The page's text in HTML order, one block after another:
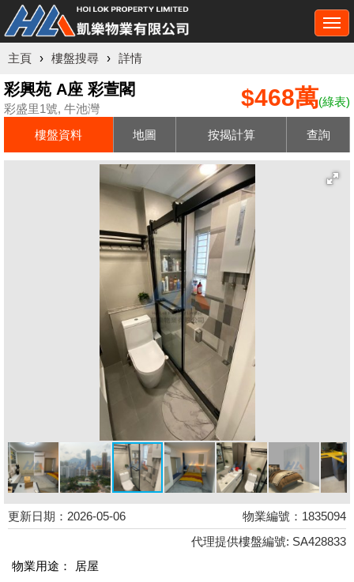
主頁 › 樓盤搜尋 › 詳情
彩興苑 A座 彩萱閣
彩盛里1號, 牛池灣 $468萬(綠表)
樓盤資料 地圖 按揭計算 查詢
更新日期：2026-05-06
物業編號：1835094
代理提供樓盤編號: SA428833
物業用途：
居屋